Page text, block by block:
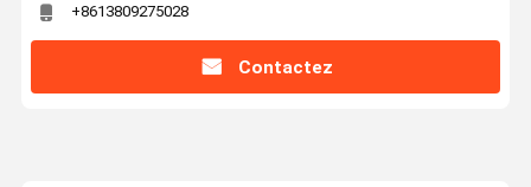
+8613809275028
Contactez